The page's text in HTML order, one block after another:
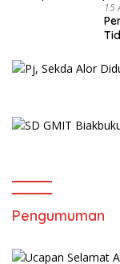
15
Pengumuman